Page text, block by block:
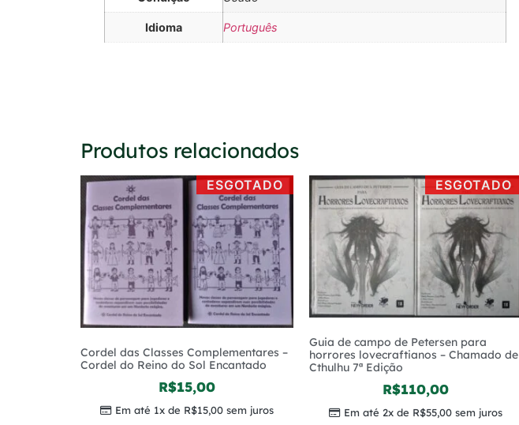
Idioma Português
Produtos relacionados
ESGOTADO
Cordel das Classes Complementares –
Cordel do Reino do Sol Encantado
R$15,00
Em até 1x de R$15,00 sem juros
ESGOTADO
Guia de campo de Petersen para
horrores lovecraftianos – Chamado de
Cthulhu 7ª Edição
R$110,00
Em até 2x de R$55,00 sem juros